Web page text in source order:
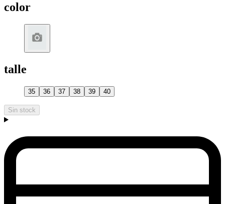
color
talle
35 36 37 38 39 40
Sin stock